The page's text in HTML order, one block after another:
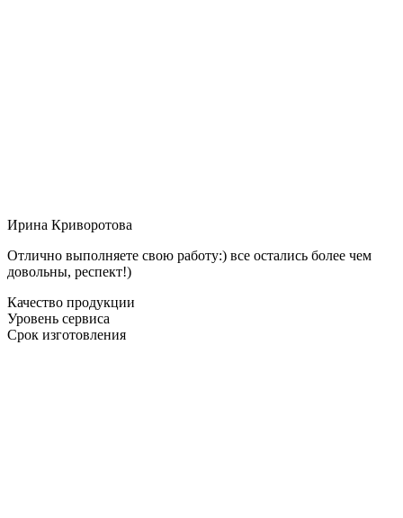
Ирина Криворотова
Отлично выполняете свою работу:) все остались более чем
довольны, респект!)
Качество продукции
Уровень сервиса
Срок изготовления